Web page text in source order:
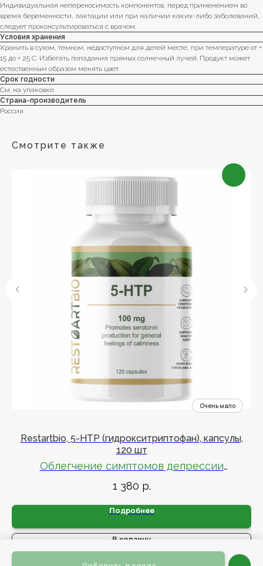
Индивидуальная непереносимость компонентов, перед применением во
время беременности, лактации или при наличии каких-либо заболеваний,
следует проконсультироваться с врачом.
Условия хранения
Хранить в сухом, темном, недоступном для детей месте, при температуре от +
15 до + 25 C. Избегать попадания прямых солнечный лучей. Продукт может
естественным образом менять цвет.
Срок годности
См. на упаковке.
Страна-производитель
Россия
Смотрите также
Restartbio, 5-HTP (гидрокситриптофан), капсулы,
120 шт
Облегчение симптомов депрессии
Борьба со стрессом
1 380 р.
Подробнее
В корзину